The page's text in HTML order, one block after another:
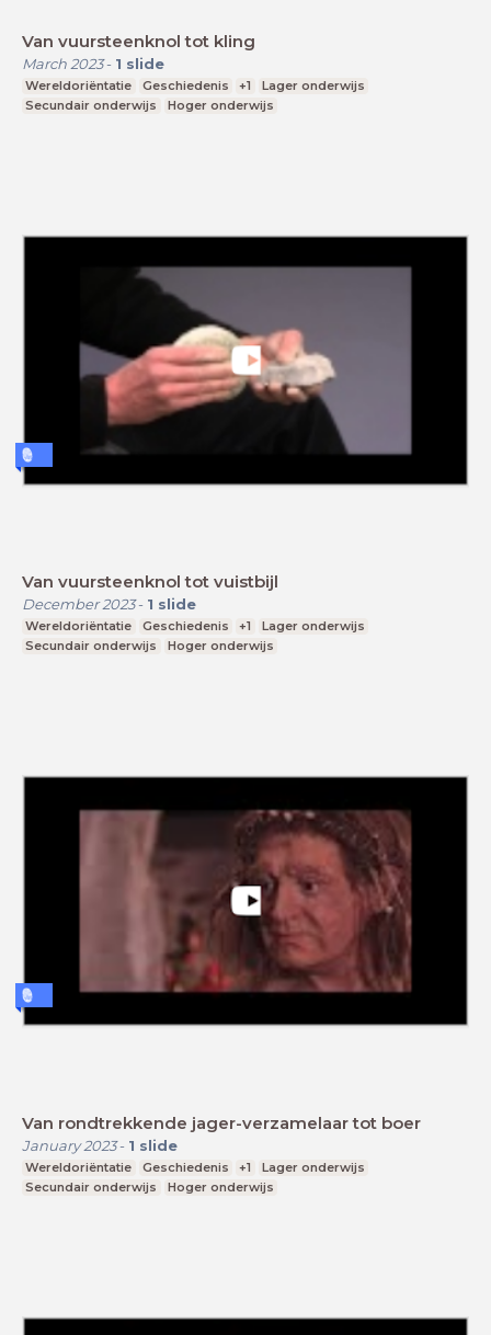
Van vuursteenknol tot kling
March 2023- 1 slide
Wereldoriëntatie Geschiedenis +1
Lager onderwijs
Secundair onderwijs
Hoger onderwijs
Van vuursteenknol tot vuistbijl
December 2023- 1 slide
Wereldoriëntatie Geschiedenis +1
Lager onderwijs
Secundair onderwijs
Hoger onderwijs
Van rondtrekkende jager-verzamelaar tot boer
January 2023- 1 slide
Wereldoriëntatie Geschiedenis +1
Lager onderwijs
Secundair onderwijs
Hoger onderwijs